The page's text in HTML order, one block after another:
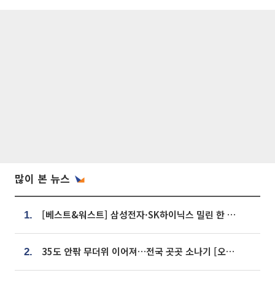
많이 본 뉴스
1. [베스트&워스트] 삼성전자·SK하이닉스 밀린 한 주…상상인증권은 85% 급등
2. 35도 안팎 무더위 이어져…전국 곳곳 소나기 [오늘 날씨]